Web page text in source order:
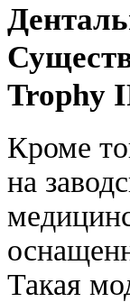
Trophy
Кроме
на
Такая